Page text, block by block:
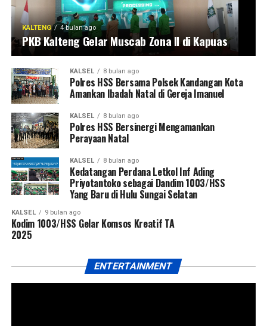
KALTENG 4 bulan ago
PKB Kalteng Gelar Muscab Zona II di Kapuas
KALSEL 8 bulan ago
Polres HSS Bersama Polsek Kandangan Kota
Amankan Ibadah Natal di Gereja Imanuel
KALSEL 8 bulan ago
Polres HSS Bersinergi Mengamankan
Perayaan Natal
KALSEL 8 bulan ago
Kedatangan Perdana Letkol Inf Ading
Priyotantoko sebagai Dandim 1003/HSS
Yang Baru di Hulu Sungai Selatan
KALSEL 9 bulan ago
Kodim 1003/HSS Gelar Komsos Kreatif TA
2025
ENTERTAINMENT